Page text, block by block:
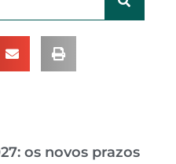
os novos prazos